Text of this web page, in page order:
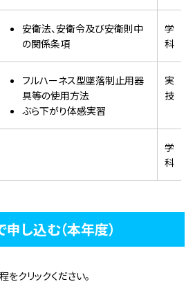
安衛法、安衛令及び安衛則中
の関係条項
学
科
フルハーネス型墜落制止用器
具等の使用方法
ぶら下がり体感実習
実
技
学
科
し込む（本年度）
クリックください。